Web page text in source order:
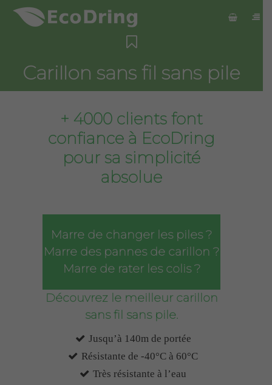
Carillon sans fil sans pile
+ 4000 clients font
confiance à EcoDring
pour sa simplicité
absolue
Marre de changer les piles ?
Marre des pannes de carillon ?
Marre de rater les colis ?
Découvrez le meilleur carillon
sans fil sans pile.
Jusqu’à 140m de portée
Résistante de -40°C à 60°C
Très résistante à l’eau